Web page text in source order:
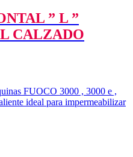
” L ”
CALZADO
FUOCO 3000 , 3000 e ,
ideal para impermeabilizar